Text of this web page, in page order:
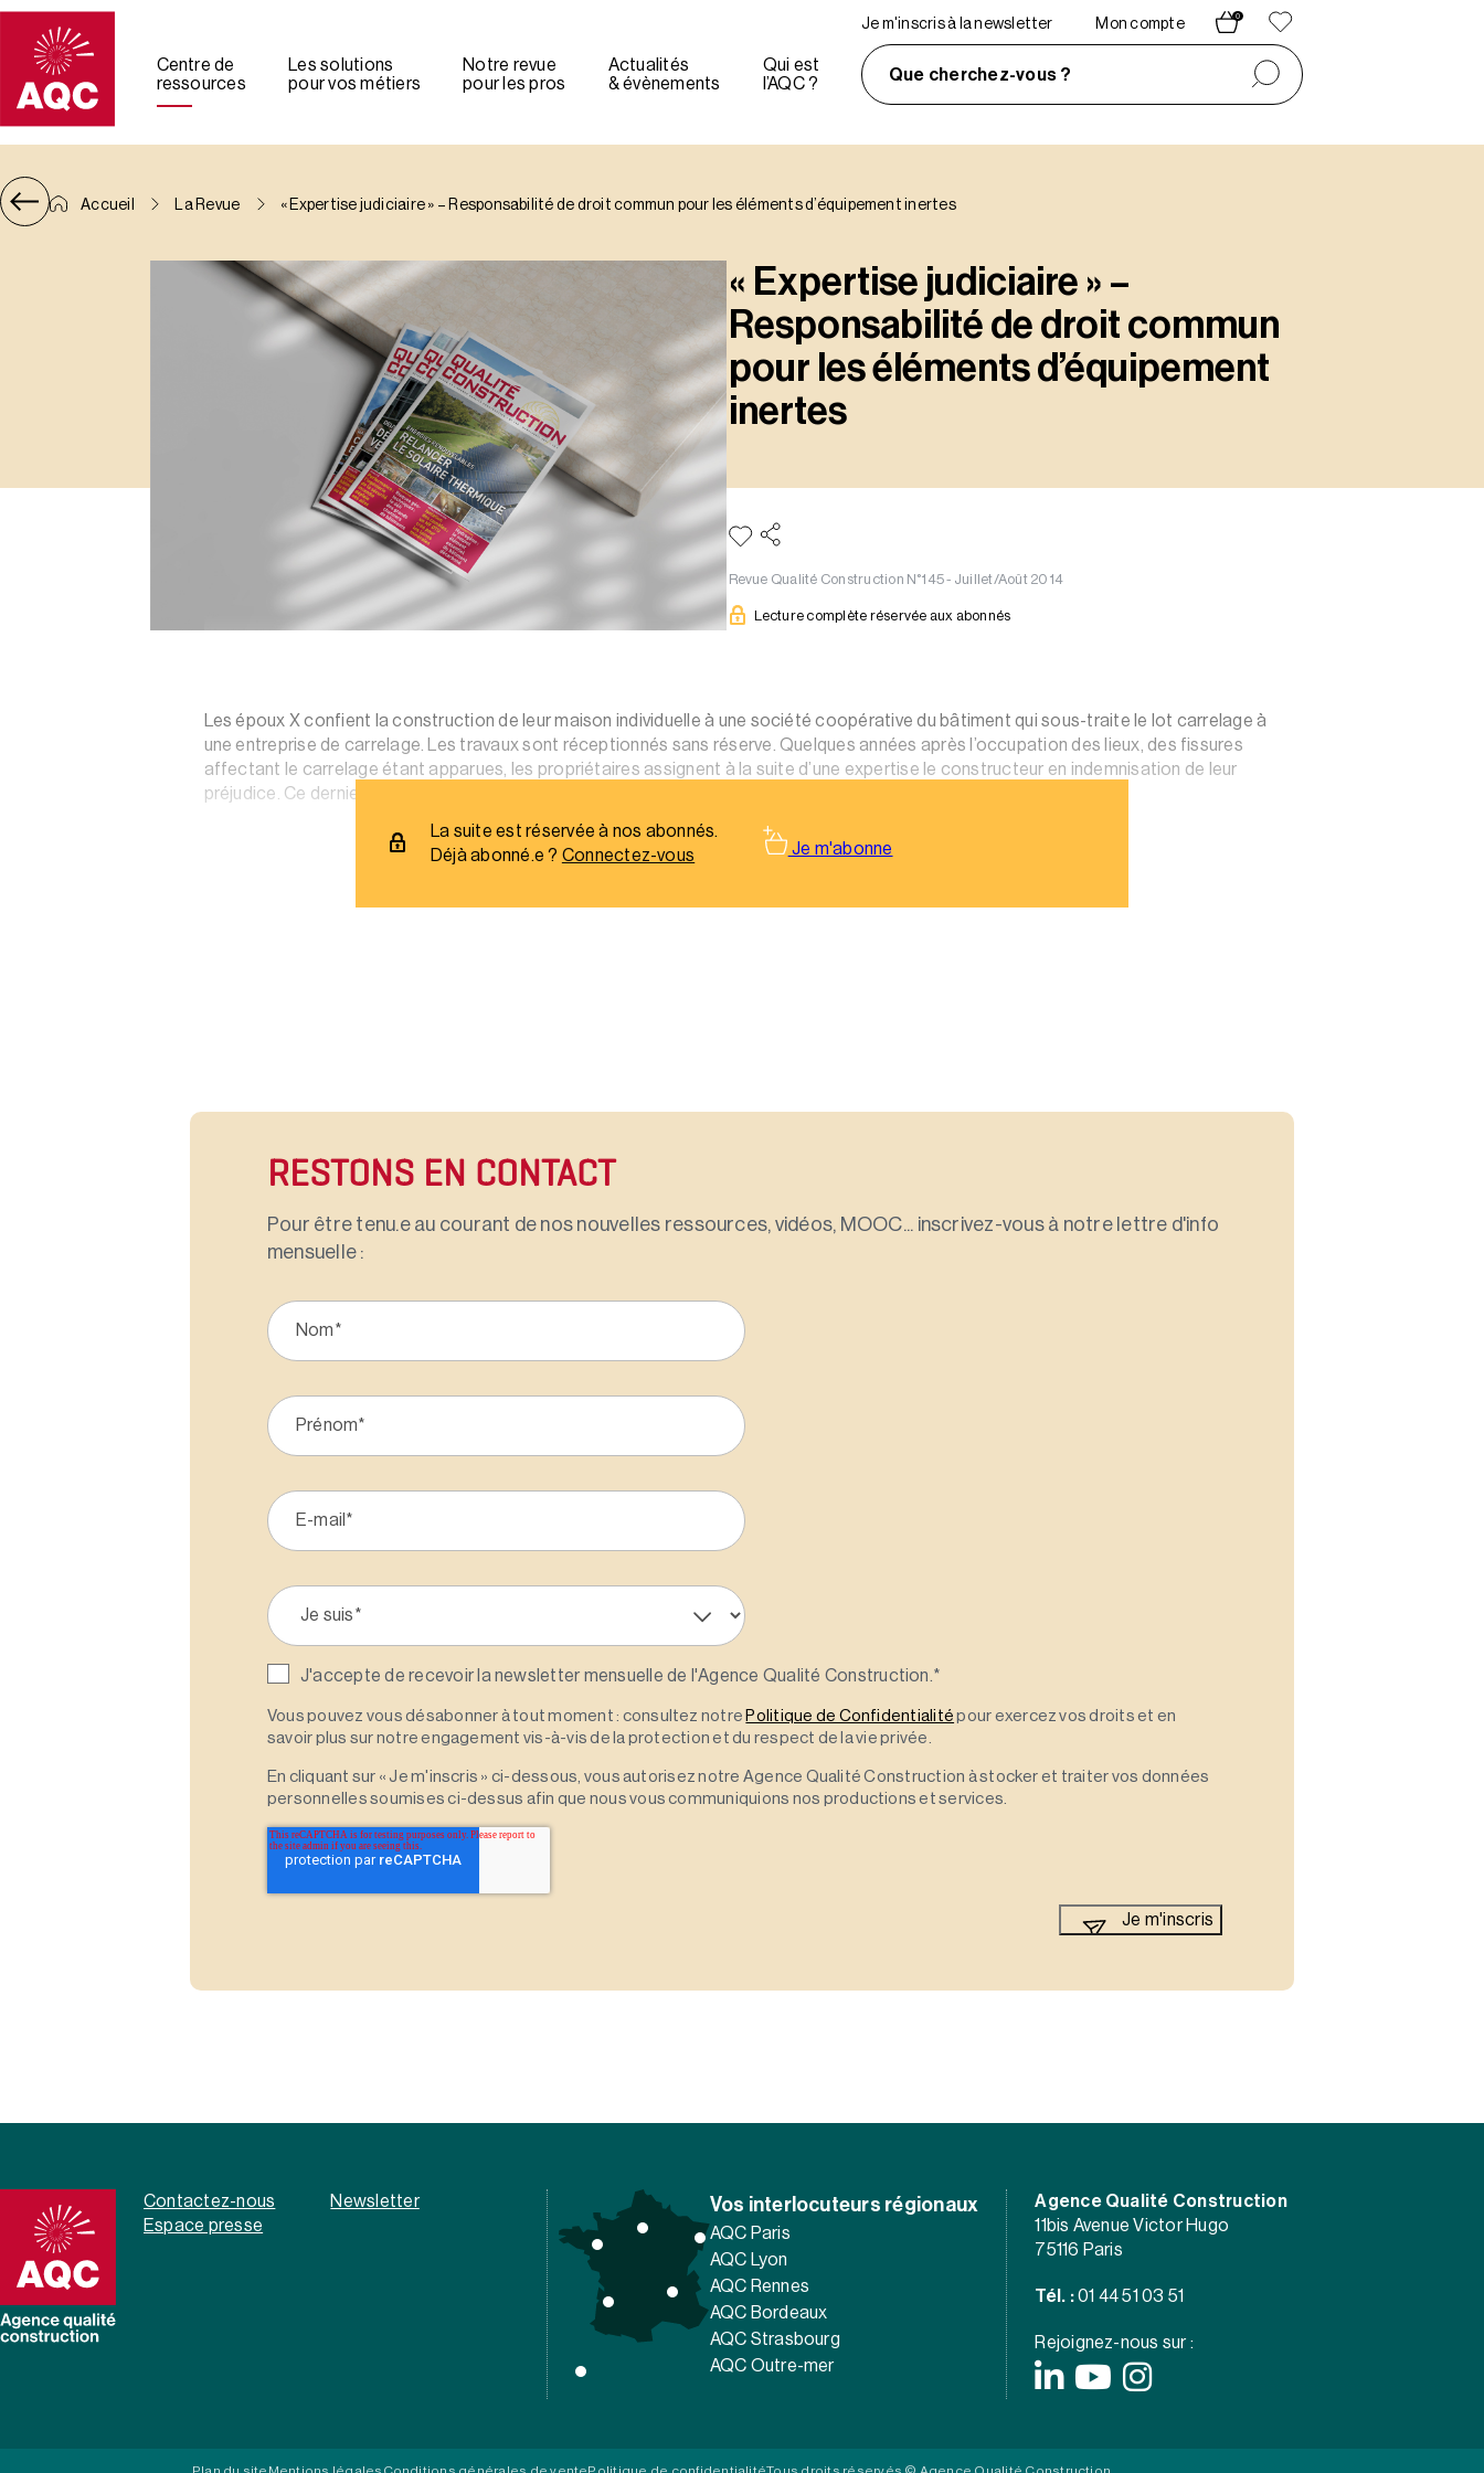
Panneau de gestion des cookies
Centre de
ressources
Les solutions
pour vos métiers
Notre revue
pour les pros
Actualités
& évènements
Qui est
l’AQC ?
Je m'inscris à la newsletter Mon compte
0
Que cherchez-vous ?
Accueil La Revue « Expertise judiciaire » – Responsabilité de droit commun pour les éléments d’équipement inertes
« Expertise judiciaire » –
Responsabilité de droit commun
pour les éléments d’équipement
inertes
Revue Qualité Construction N°145 - Juillet/Août 2014
Lecture complète réservée aux abonnés
Les époux X confient la construction de leur maison individuelle à une société coopérative du bâtiment qui sous-traite le lot carrelage à
une entreprise de carrelage. Les travaux sont réceptionnés sans réserve. Quelques années après l’occupation des lieux, des fissures
affectant le carrelage étant apparues, les propriétaires assignent à la suite d’une expertise le constructeur en indemnisation de leur
préjudice. Ce dernier appelle en garantie son sous-traitant carreleur.
La suite est réservée à nos abonnés.
Déjà abonné.e ? Connectez-vous Je m'abonne
RESTONS EN CONTACT
Pour être tenu.e au courant de nos nouvelles ressources, vidéos, MOOC... inscrivez-vous à notre lettre d'info
mensuelle :
J'accepte de recevoir la newsletter mensuelle de l'Agence Qualité Construction.*
Vous pouvez vous désabonner à tout moment : consultez notre Politique de Confidentialité pour exercez vos droits et en
savoir plus sur notre engagement vis-à-vis de la protection et du respect de la vie privée.
En cliquant sur « Je m'inscris » ci-dessous, vous autorisez notre Agence Qualité Construction à stocker et traiter vos données
personnelles soumises ci-dessus afin que nous vous communiquions nos productions et services.
Contactez-nous
Newsletter
Espace presse
Vos interlocuteurs régionaux
AQC Paris
AQC Lyon
AQC Rennes
AQC Bordeaux
AQC Strasbourg
AQC Outre-mer
Agence Qualité Construction
11bis Avenue Victor Hugo
75116 Paris
Tél. : 01 44 51 03 51
Rejoignez-nous sur :